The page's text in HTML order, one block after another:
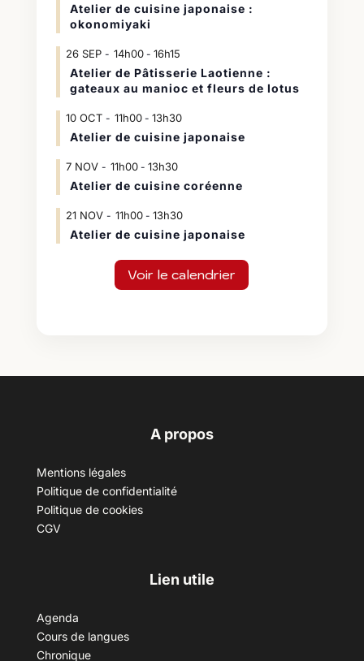
Atelier de cuisine japonaise :
okonomiyaki
26 SEP 14h00- 16h15
Atelier de Pâtisserie Laotienne :
gateaux au manioc et fleurs de lotus
10 OCT 11h00- 13h30
Atelier de cuisine japonaise
7 NOV 11h00- 13h30
Atelier de cuisine coréenne
21 NOV 11h00- 13h30
Atelier de cuisine japonaise
Voir le calendrier
A propos
Mentions légales
Politique de confidentialité
Politique de cookies
CGV
Lien utile
Agenda
Cours de langues
Chronique